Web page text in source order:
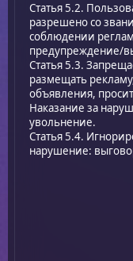
Статья 5.2.
разрешено со
соблюдении
предупреждение/
Статья 5.3.
размещать
объявления,
Наказание за
увольнение.
Статья 5.4.
нарушение: